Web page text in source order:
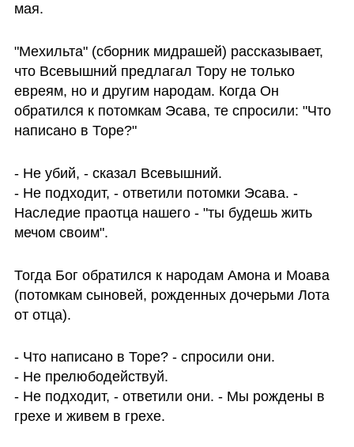
мая.
"Мехильта" (сборник мидрашей) рассказывает,
что Всевышний предлагал Тору не только
евреям, но и другим народам. Когда Он
обратился к потомкам Эсава, те спросили: "Что
написано в Торе?"
- Не убий, - сказал Всевышний.
- Не подходит, - ответили потомки Эсава. -
Наследие праотца нашего - "ты будешь жить
мечом своим".
Тогда Бог обратился к народам Амона и Моава
(потомкам сыновей, рожденных дочерьми Лота
от отца).
- Что написано в Торе? - спросили они.
- Не прелюбодействуй.
- Не подходит, - ответили они. - Мы рождены в
грехе и живем в грехе.